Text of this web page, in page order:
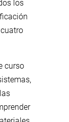
los
curso